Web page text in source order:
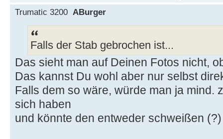
Trumatic 3200 ABurger
Falls der Stab gebrochen ist...
Das sieht man auf Deinen Fotos nicht,
Das kannst Du wohl aber nur selbst
Falls dem so wäre, würde man ja mind.
sich haben
und könnte den entweder schweißen